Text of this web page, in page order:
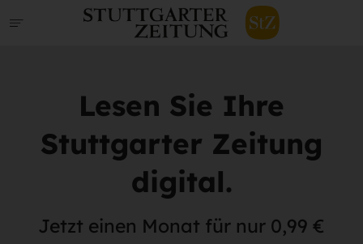
Lesen Sie Ihre
Stuttgarter Zeitung
digital.
Jetzt einen Monat für nur 0,99 €